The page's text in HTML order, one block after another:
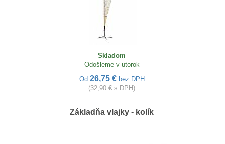
Skladom
Odošleme v utorok
Od 26,75 € bez DPH
(32,90 € s DPH)
Základňa vlajky - kolík